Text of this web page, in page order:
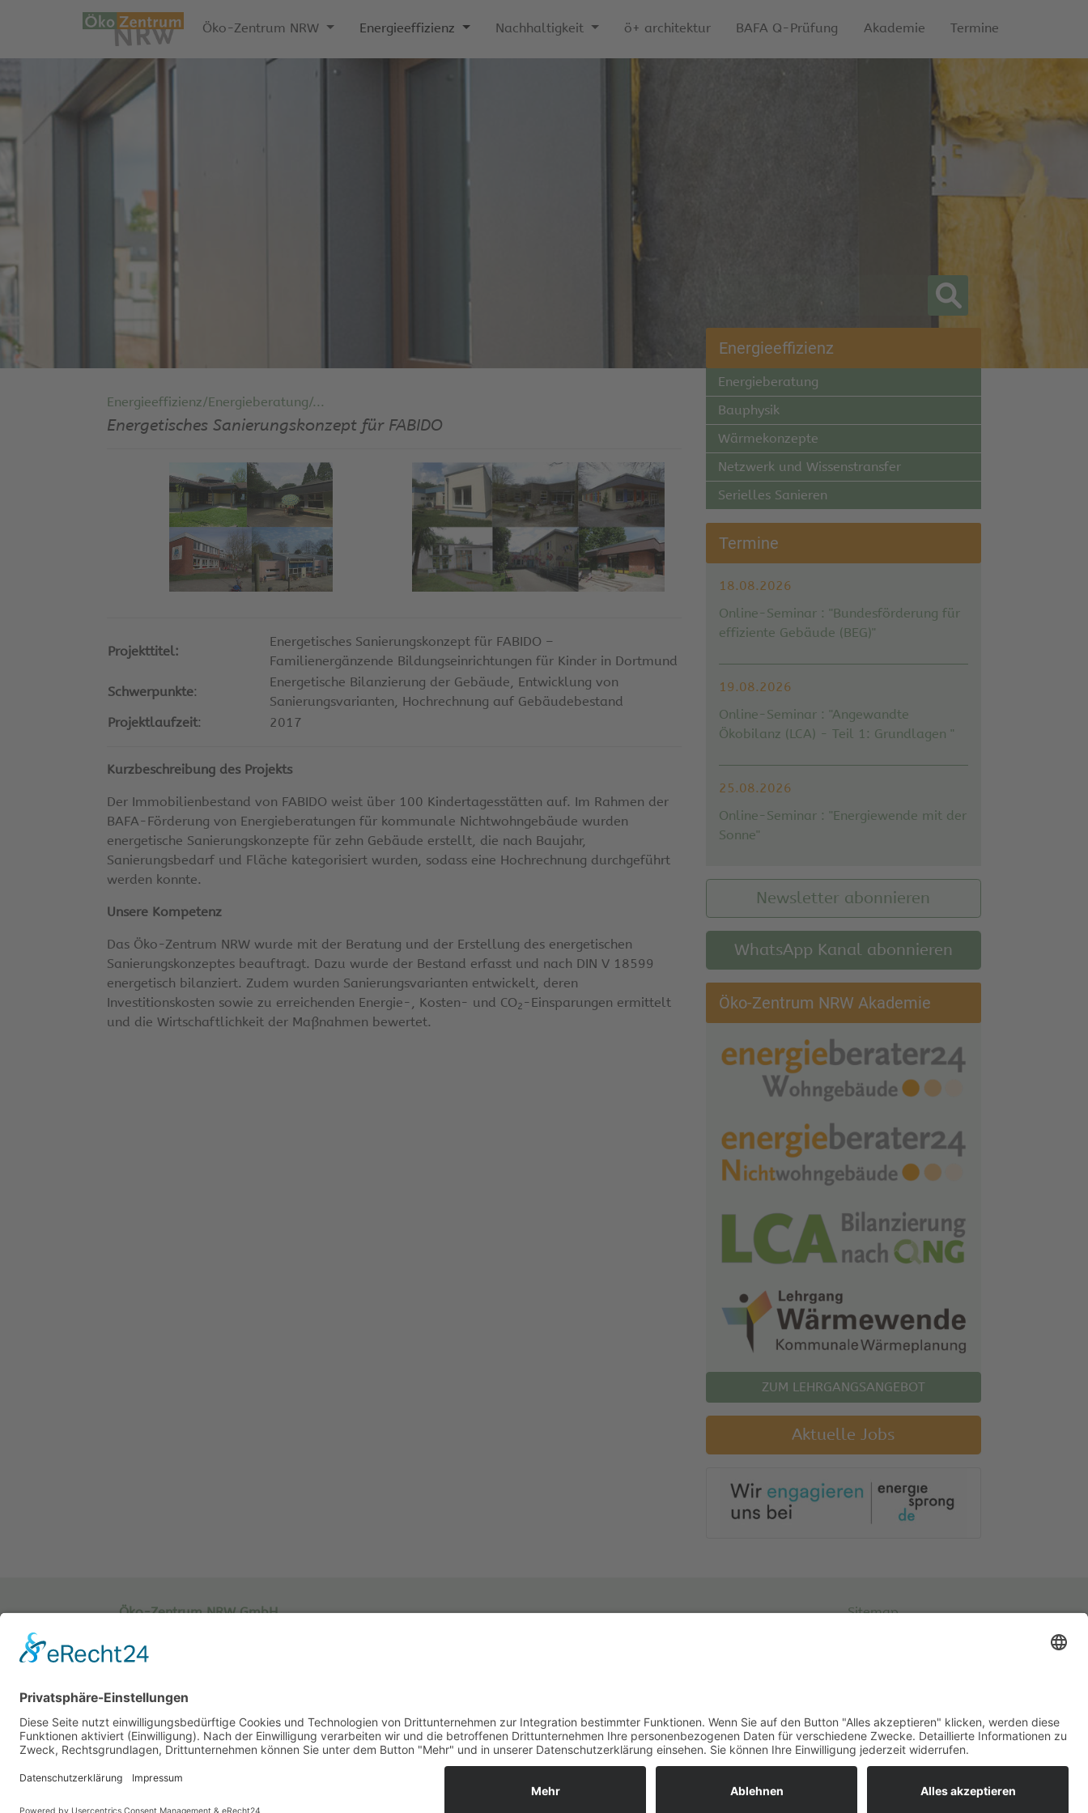
Öko-Zentrum NRW Energieeffizienz Nachhaltigkeit ö+ architektur BAFA Q-Prüfung Akademie Termine
Energieeffizienz/Energieberatung/...
Energetisches Sanierungskonzept für FABIDO
Projekttitel:
Energetisches Sanierungskonzept für FABIDO –
Familienergänzende Bildungseinrichtungen für Kinder in Dortmund
Schwerpunkte:
Energetische Bilanzierung der Gebäude, Entwicklung von
Sanierungsvarianten, Hochrechnung auf Gebäudebestand
Projektlaufzeit: 2017
Kurzbeschreibung des Projekts
Der Immobilienbestand von FABIDO weist über 100 Kindertagesstätten auf. Im Rahmen der
BAFA-Förderung von Energieberatungen für kommunale Nichtwohngebäude wurden
energetische Sanierungskonzepte für zehn Gebäude erstellt, die nach Baujahr,
Sanierungsbedarf und Fläche kategorisiert wurden, sodass eine Hochrechnung durchgeführt
werden konnte.
Unsere Kompetenz
Das Öko-Zentrum NRW wurde mit der Beratung und der Erstellung des energetischen
Sanierungskonzeptes beauftragt. Dazu wurde der Bestand erfasst und nach DIN V 18599
energetisch bilanziert. Zudem wurden Sanierungsvarianten entwickelt, deren
Investitionskosten sowie zu erreichenden Energie-, Kosten- und CO2 -Einsparungen ermittelt
und die Wirtschaftlichkeit der Maßnahmen bewertet.
Energieeffizienz
Energieberatung
Bauphysik
Wärmekonzepte
Netzwerk und Wissenstransfer
Serielles Sanieren
Termine
18.08.2026
Online-Seminar : "Bundesförderung für
effiziente Gebäude (BEG)"
19.08.2026
Online-Seminar : "Angewandte
Ökobilanz (LCA) - Teil 1: Grundlagen "
25.08.2026
Online-Seminar : "Energiewende mit der
Sonne"
Newsletter abonnieren
WhatsApp Kanal abonnieren
Öko-Zentrum NRW Akademie
ZUM LEHRGANGSANGEBOT
Aktuelle Jobs
Öko-Zentrum NRW GmbH
Sachsenweg 8
Tel.: 02381 / 30 220-0
Fax.: 02381 / 30 220-30
Sitemap
Cookies